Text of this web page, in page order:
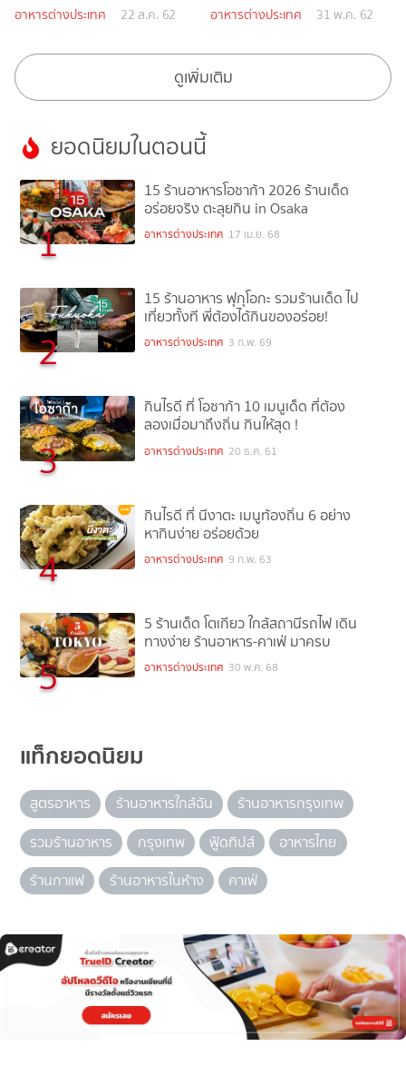
อาหารต่างประเทศ 22 ส.ค. 62 อาหารต่างประเทศ 31 พ.ค. 62
ดูเพิ่มเติม
ยอดนิยมในตอนนี้
1
15 ร้านอาหารโอซาก้า 2026 ร้านเด็ด
อร่อยจริง ตะลุยกิน in Osaka
อาหารต่างประเทศ 17 เม.ย. 68
2
15 ร้านอาหาร ฟุกุโอกะ รวมร้านเด็ด ไป
เที่ยวทั้งที พี่ต้องได้กินของอร่อย!
อาหารต่างประเทศ 3 ก.พ. 69
3
กินไรดี ที่ โอซาก้า 10 เมนูเด็ด ที่ต้อง
ลองเมื่อมาถึงถิ่น กินให้สุด !
อาหารต่างประเทศ 20 ธ.ค. 61
4
กินไรดี ที่ นีงาตะ เมนูท้องถิ่น 6 อย่าง
หากินง่าย อร่อยด้วย
อาหารต่างประเทศ 9 ก.พ. 63
5
5 ร้านเด็ด โตเกียว ใกล้สถานีรถไฟ เดิน
ทางง่าย ร้านอาหาร-คาเฟ่ มาครบ
อาหารต่างประเทศ 30 พ.ค. 68
แท็กยอดนิยม
สูตรอาหาร ร้านอาหารใกล้ฉัน
ร้านอาหารกรุงเทพ
รวมร้านอาหาร
กรุงเทพ ฟู้ดทิปส์
อาหารไทย
ร้านกาแฟ
ร้านอาหารในห้าง คาเฟ่